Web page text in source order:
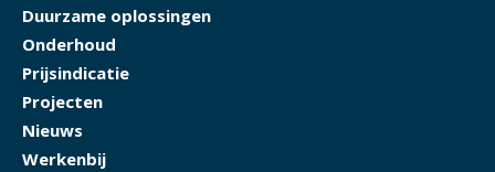
Duurzame oplossingen
Onderhoud
Prijsindicatie
Projecten
Nieuws
Werkenbij